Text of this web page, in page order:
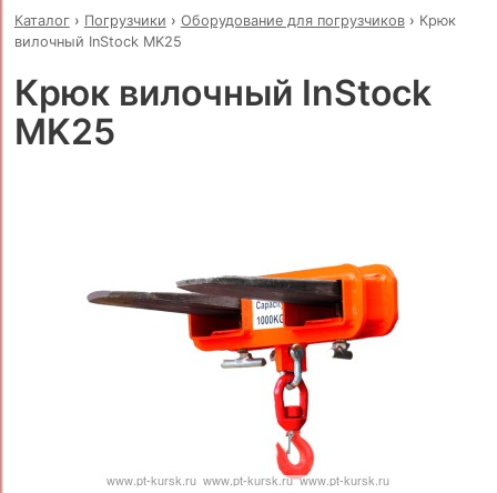
Каталог› Погрузчики › Оборудование для погрузчиков› Крюк
вилочный InStock MK25
Крюк вилочный InStock
MK25